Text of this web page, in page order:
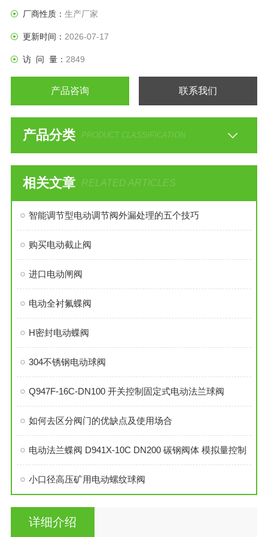
厂商性质： 生产厂家
更新时间： 2026-07-17
访 问 量： 2849
产品咨询 联系我们
产品分类 PRODUCT CLASSIFICATION
相关文章 RELATED ARTICLES
智能调节型电动调节阀外漏处理的五个技巧
购买电动截止阀
进口电动闸阀
电动全衬氟蝶阀
H密封电动蝶阀
304不锈钢电动球阀
Q947F-16C-DN100 开关控制固定式电动法兰球阀
如何去区分阀门的优缺点及使用场合
电动法兰蝶阀 D941X-10C DN200 碳钢阀体 模拟量控制
小口径高压矿用电动螺纹球阀
详细介绍